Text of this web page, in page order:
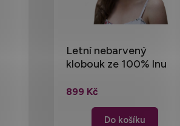
Letní nebarvený
klobouk ze 100% lnu
899 Kč
Do košíku